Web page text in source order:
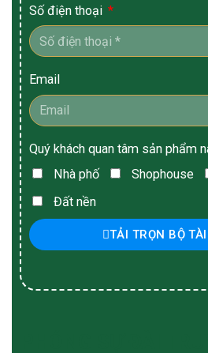
Số điện thoại
Email
Quý khách quan tâm sản phẩm
Nhà phố
Shophouse
Đất nền
TẢI TRỌN BỘ